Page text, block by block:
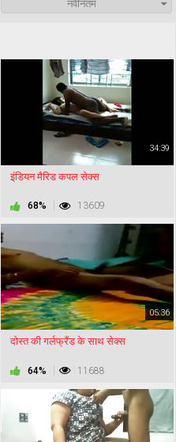
नवीनतम
34:39
इंडियन मैरिड कपल सेक्स
68% 13609
05:36
दोस्त की गर्लफ्रैंड के साथ सेक्स
64% 11688